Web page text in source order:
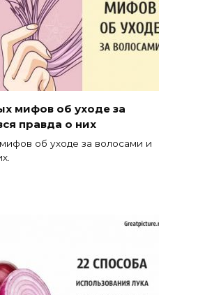
мифов об уходе за
правда о них
об уходе за волосами и